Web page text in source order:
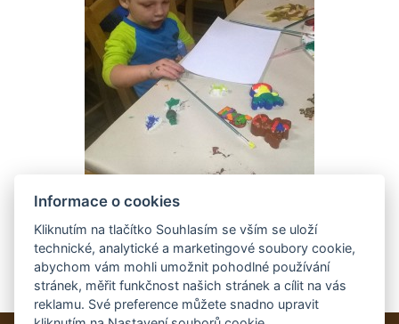
Informace o cookies
Kliknutím na tlačítko Souhlasím se vším se uloží
technické, analytické a marketingové soubory cookie,
abychom vám mohli umožnit pohodlné používání
stránek, měřit funkčnost našich stránek a cílit na vás
reklamu. Své preference můžete snadno upravit